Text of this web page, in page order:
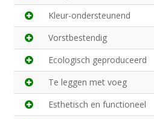
Kleur-ondersteunend
Vorstbestendig
Ecologisch geproduceerd
Te leggen met voeg
Esthetisch en functioneel